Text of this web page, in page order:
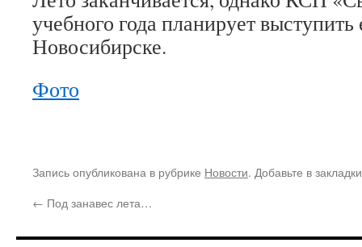
учебного года планирует
Новосибирске.
Фото
Запись опубликована в рубрике Новости. Добавьте в
← Под занавес лета…